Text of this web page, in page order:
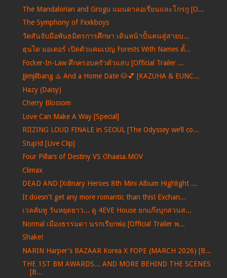
The Mandalorian and Grogu แมนดาลอเรี่ยนและโกรกู [O...
The Symphony of Fxxkboys
วัตสันจับมือพันธมิตรการศึกษา เดินหน้าปั้นคนสู่สายบ...
ฮุนได มอเตอร์ เปิดตัวแคมเปญ Forests With Names ตั้...
Focker-In-Law ศึกครอบครัวตัวแสบ [Official Trailer ...
Jjimjilbang ♨️ And a Home Date 🐶💕 [KAZUHA & EUNC...
Hazy (Daisy)
Cherry Blossom
Love Can Make A Way [Special]
RIIZING LOUD FINALE in SEOUL [The Odyssey we’ll co...
Stup!d [Live Clip]
Four Pillars of Destiny VS Ohaasa.MOV
Climax
DEAD AND [Xdinary Heroes 8th Mini Album Highlight ...
It doesn't get any more romantic than this! Exchan...
เวลคัมทู วันหยุดยาว... ดู 4EVE House ยกแก๊งบุกสวนส...
Normal เมืองธรรมดา นรกเรียกพ่อ [Official Trailer พ...
Shake!
NARIN Harper's BAZAAR Korea X FOPE (MARCH 2026) [B...
THE 1ST BM AWARDS... AND MORE BEHIND THE SCENES
[B...